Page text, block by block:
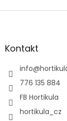
Z
aKontakt
info@
776 135 884
FB Hortikula
hortikula_cz